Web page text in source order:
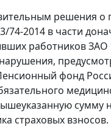
решения о
74-2014 в части
работников ЗАО
фонд
страховых взносов.